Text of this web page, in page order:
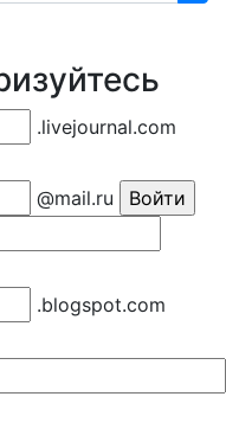
.livejournal.com
@mail.ru
.blogspot.com